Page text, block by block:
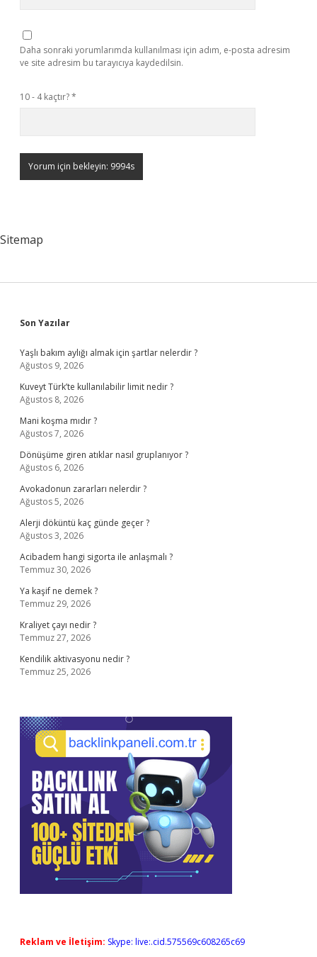
Daha sonraki yorumlarımda kullanılması için adım, e-posta adresim
ve site adresim bu tarayıcıya kaydedilsin.
10 - 4 kaçtır?*
Sitemap
Sidebar
Son Yazılar
Yaşlı bakım aylığı almak için şartlar nelerdir ?
Ağustos 9, 2026
Kuveyt Türk’te kullanılabilir limit nedir ?
Ağustos 8, 2026
Mani koşma mıdır ?
Ağustos 7, 2026
Dönüşüme giren atıklar nasıl gruplanıyor ?
Ağustos 6, 2026
Avokadonun zararları nelerdir ?
Ağustos 5, 2026
Alerji döküntü kaç günde geçer ?
Ağustos 3, 2026
Acibadem hangi sigorta ile anlaşmalı ?
Temmuz 30, 2026
Ya kaşif ne demek ?
Temmuz 29, 2026
Kraliyet çayı nedir ?
Temmuz 27, 2026
Kendilik aktivasyonu nedir ?
Temmuz 25, 2026
Reklam ve İletişim: Skype: live:.cid.575569c608265c69